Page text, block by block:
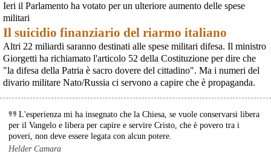
per partire a Bruxelles la marcia pacifista europea di No Rearm Europe
Oggi in Spagna mobilitazione contro il riarmo e il militarismoSi è svolta
Internazionalista di Madrid con il titolo "Contro il riarmo e la guerra
imperialista". I partecipanti si sono radunati in Plaza de Atoc
[news] La strage di Bologna, i suoi mandati e la cerniera con la NATO
A quarantasei anni dalla strage che il 2 agosto 1980 insanguinò la stazione
di Bologna, PeaceLink torna a ricordare le 85 vittime e gli oltre 200 feriti di
quel sabato mattina. Lo fa con un nuovo editoriale dal titolo "Strage di
Ieri il Parlamento ha votato per un ulteriore aumento delle spese
militari
Il suicidio finanziario del riarmo italiano
Altri 22 miliardi saranno destinati alle spese militari difesa. Il ministro
Giorgetti ha richiamato l'articolo 52 della Costituzione per dire che
"la difesa della Patria è sacro dovere del cittadino". Ma i numeri del
divario militare Nato/Russia ci servono a capire che è propaganda.
L'esperienza mi ha insegnato che la Chiesa, se vuole conservarsi libera
per il Vangelo e libera per capire e servire Cristo, che è povero tra i
poveri, non deve essere legata con alcun potere.
Helder Camara